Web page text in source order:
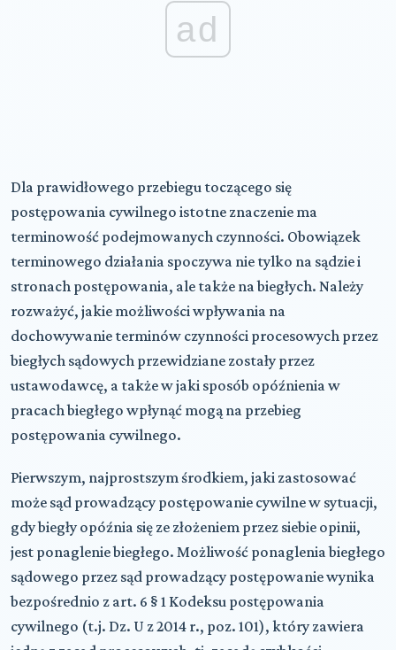
ad
Dla prawidłowego przebiegu toczącego się
postępowania cywilnego istotne znaczenie ma
terminowość podejmowanych czynności. Obowiązek
terminowego działania spoczywa nie tylko na sądzie i
stronach postępowania, ale także na biegłych. Należy
rozważyć, jakie możliwości wpływania na
dochowywanie terminów czynności procesowych przez
biegłych sądowych przewidziane zostały przez
ustawodawcę, a także w jaki sposób opóźnienia w
pracach biegłego wpłynąć mogą na przebieg
postępowania cywilnego.
Pierwszym, najprostszym środkiem, jaki zastosować
może sąd prowadzący postępowanie cywilne w sytuacji,
gdy biegły opóźnia się ze złożeniem przez siebie opinii,
jest ponaglenie biegłego. Możliwość ponaglenia biegłego
sądowego przez sąd prowadzący postępowanie wynika
bezpośrednio z art. 6 § 1 Kodeksu postępowania
cywilnego (t.j. Dz. U z 2014 r., poz. 101), który zawiera